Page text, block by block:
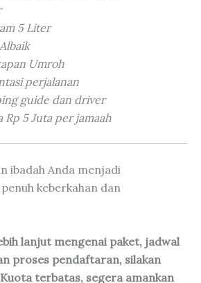
5 Liter
Umroh
perjalanan
guide dan driver
Rp 5 Juta per jamaah
ibadah Anda menjadi
keberkahan dan
lanjut mengenai paket, jadwal
proses pendaftaran, silakan
terbatas, segera amankan